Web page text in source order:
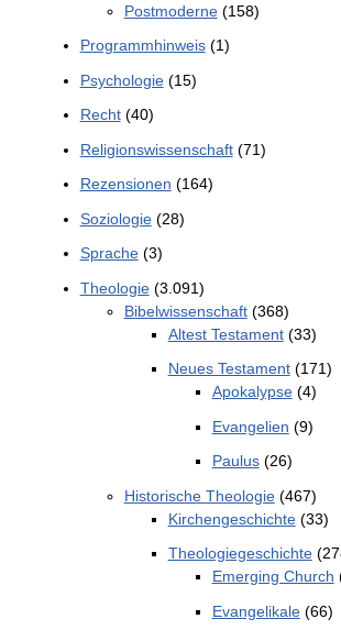
Postmoderne(158)
Programmhinweis(1)
Psychologie(15)
Recht(40)
Religionswissenschaft(71)
Rezensionen (164)
Soziologie(28)
Sprache(3)
Theologie(3.091)
Bibelwissenschaft(368)
Altest Testament(33)
Neues Testament(171)
Apokalypse(4)
Evangelien (9)
Paulus(26)
Historische Theologie(467)
Kirchengeschichte(33)
Theologiegeschichte
Emerging Church
Evangelikale(66)